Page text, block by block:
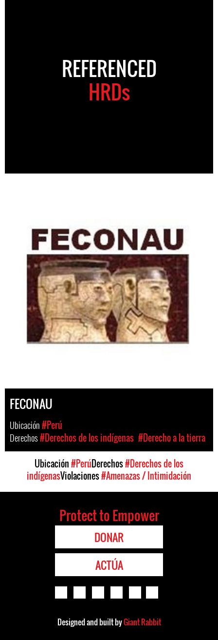
REFERENCED
HRDs
FECONAU
Ubicación#Perú
Derechos#Derechos de los indígenas #Derecho a la tierra
Ubicación#PerúDerechos#Derechos de los
indígenasViolaciones#Amenazas / Intimidación
Protect to Empower
DONAR
ACTÚA
Designed and built byGiant Rabbit